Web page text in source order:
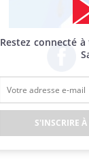
Facebook
Restez connecté
S'INSCRIRE